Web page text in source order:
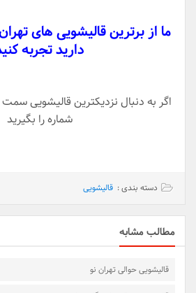
ما از برترین قالیشویی های
دارید تجربه
اگر به دنبال نزدیکترین قالیشویی
شماره را بگیرید
دسته بندی : قالیشویی
مطالب مشابه
قالیشویی حوالی تهران نو